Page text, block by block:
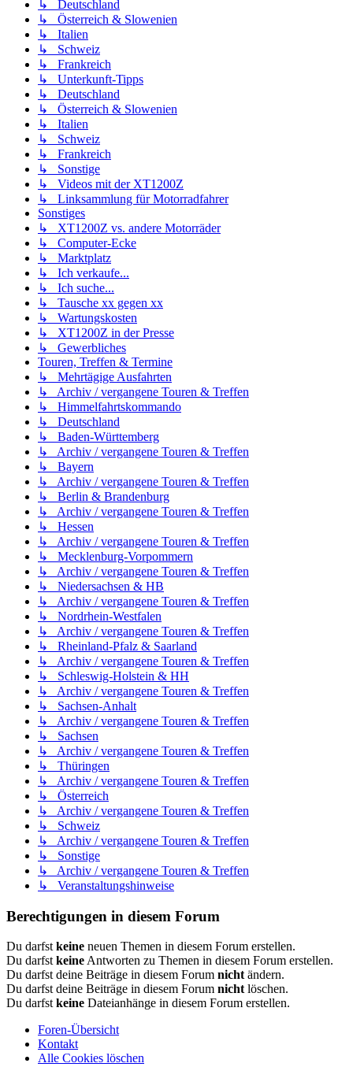
↳ Deutschland
↳ Österreich & Slowenien
↳ Italien
↳ Schweiz
↳ Frankreich
↳ Unterkunft-Tipps
↳ Deutschland
↳ Österreich & Slowenien
↳ Italien
↳ Schweiz
↳ Frankreich
↳ Sonstige
↳ Videos mit der XT1200Z
↳ Linksammlung für Motorradfahrer
Sonstiges
↳ XT1200Z vs. andere Motorräder
↳ Computer-Ecke
↳ Marktplatz
↳ Ich verkaufe...
↳ Ich suche...
↳ Tausche xx gegen xx
↳ Wartungskosten
↳ XT1200Z in der Presse
↳ Gewerbliches
Touren, Treffen & Termine
↳ Mehrtägige Ausfahrten
↳ Archiv / vergangene Touren & Treffen
↳ Himmelfahrtskommando
↳ Deutschland
↳ Baden-Württemberg
↳ Archiv / vergangene Touren & Treffen
↳ Bayern
↳ Archiv / vergangene Touren & Treffen
↳ Berlin & Brandenburg
↳ Archiv / vergangene Touren & Treffen
↳ Hessen
↳ Archiv / vergangene Touren & Treffen
↳ Mecklenburg-Vorpommern
↳ Archiv / vergangene Touren & Treffen
↳ Niedersachsen & HB
↳ Archiv / vergangene Touren & Treffen
↳ Nordrhein-Westfalen
↳ Archiv / vergangene Touren & Treffen
↳ Rheinland-Pfalz & Saarland
↳ Archiv / vergangene Touren & Treffen
↳ Schleswig-Holstein & HH
↳ Archiv / vergangene Touren & Treffen
↳ Sachsen-Anhalt
↳ Archiv / vergangene Touren & Treffen
↳ Sachsen
↳ Archiv / vergangene Touren & Treffen
↳ Thüringen
↳ Archiv / vergangene Touren & Treffen
↳ Österreich
↳ Archiv / vergangene Touren & Treffen
↳ Schweiz
↳ Archiv / vergangene Touren & Treffen
↳ Sonstige
↳ Archiv / vergangene Touren & Treffen
↳ Veranstaltungshinweise
Berechtigungen in diesem Forum
Du darfst keine neuen Themen in diesem Forum erstellen.
Du darfst keine Antworten zu Themen in diesem Forum erstellen.
Du darfst deine Beiträge in diesem Forum nicht ändern.
Du darfst deine Beiträge in diesem Forum nicht löschen.
Du darfst keine Dateianhänge in diesem Forum erstellen.
Foren-Übersicht
Kontakt
Alle Cookies löschen